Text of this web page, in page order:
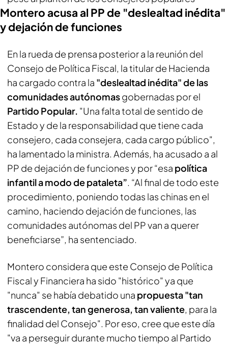
Montero acusa al PP de "deslealtad inédita"
y dejación de funciones
En la rueda de prensa posterior a la reunión del
Consejo de Política Fiscal, la titular de Hacienda
ha cargado contra la "deslealtad inédita" de las
comunidades autónomasgobernadas por el
Partido Popular. "Una falta total de sentido de
Estado y de la responsabilidad que tiene cada
consejero, cada consejera, cada cargo público",
ha lamentado la ministra. Además, ha acusado a al
PP de dejación de funciones y por “esa política
infantil a modo de pataleta”. “Al final de todo este
procedimiento, poniendo todas las chinas en el
camino, haciendo dejación de funciones, las
comunidades autónomas del PP van a querer
beneficiarse”, ha sentenciado.
Montero considera que este Consejo de Política
Fiscal y Financiera ha sido "histórico" ya que
"nunca" se había debatido una propuesta "tan
trascendente, tan generosa, tan valiente, para la
finalidad del Consejo". Por eso, cree que este día
"va a perseguir durante mucho tiempo al Partido